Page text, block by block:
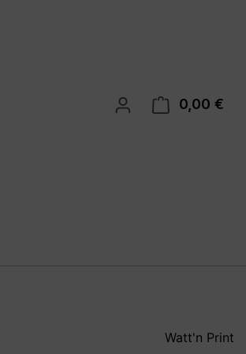
0,00 €
Watt'n Print